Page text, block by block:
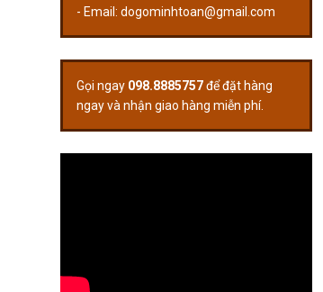
- Email: dogominhtoan@gmail.com
Gọi ngay 098.8885757để đặt hàng
ngay và nhận giao hàng miễn phí.